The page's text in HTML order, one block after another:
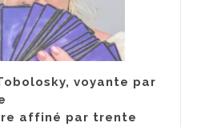
voyante par
affiné par trente